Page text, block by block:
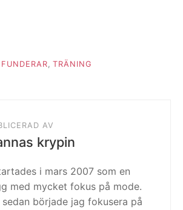
TRÄNING
AV
krypin
i mars 2007 som en
med mycket fokus på mode.
sedan började jag fokusera på